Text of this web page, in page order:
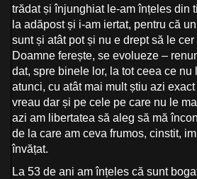
trădat și înjunghiat le-am înțeles din
la adăpost și i-am iertat, pentru că
sunt și atât pot și nu e drept să le
Doamne ferește, se evolueze –
dat, spre binele lor, la tot ceea ce nu
atunci, cu atât mai mult știu azi
vreau dar și pe cele pe care nu le
azi am libertatea să aleg să mă
de la care am ceva frumos, cinstit,
învățat.
La 53 de ani am înțeles că sunt